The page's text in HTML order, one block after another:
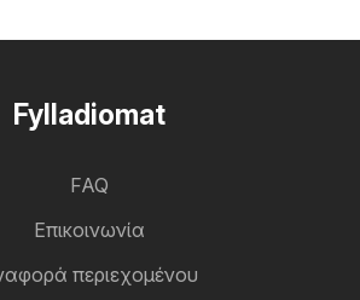
Fylladiomat
FAQ
Επικοινωνία
περιεχομένου